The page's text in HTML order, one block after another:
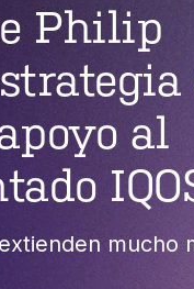
Philip
al
mucho